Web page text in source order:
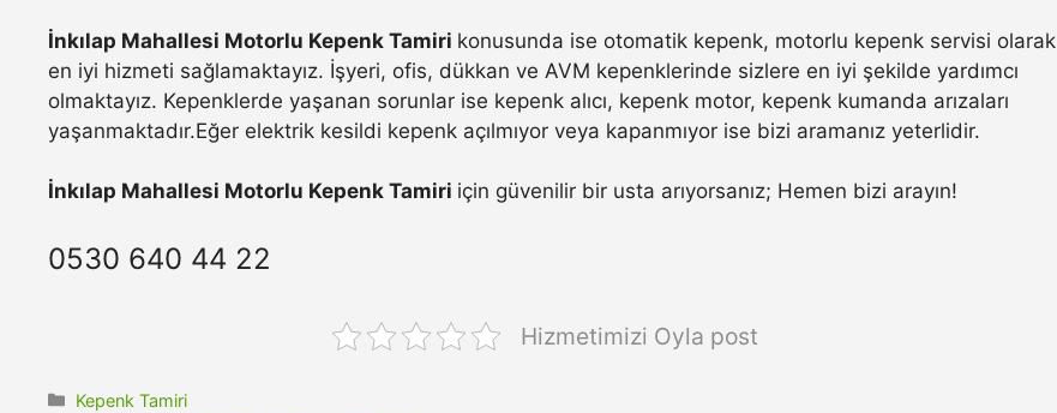
İnkılap Mahallesi Motorlu Kepenk Tamiri konusunda ise otomatik kepenk, motorlu kepenk servisi olarak
en iyi hizmeti sağlamaktayız. İşyeri, ofis, dükkan ve AVM kepenklerinde sizlere en iyi şekilde yardımcı
olmaktayız. Kepenklerde yaşanan sorunlar ise kepenk alıcı, kepenk motor, kepenk kumanda arızaları
yaşanmaktadır.Eğer elektrik kesildi kepenk açılmıyor veya kapanmıyor ise bizi aramanız yeterlidir.
İnkılap Mahallesi Motorlu Kepenk Tamiri için güvenilir bir usta arıyorsanız; Hemen bizi arayın!
0530 640 44 22
Hizmetimizi Oyla post
Kategoriler
Kepenk Tamiri